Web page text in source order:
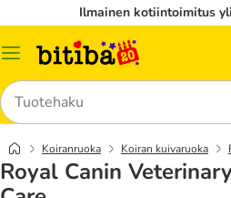
Ilmainen kotiintoimitus
Katalogivalikko
Hae
Koiranruoka Koiran kuivaruoka
Royal Canin